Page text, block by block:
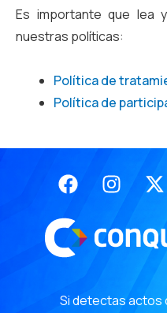
Es importante que lea
nuestras políticas:
Política de
Política de
FacebookX-
Si detectas actos